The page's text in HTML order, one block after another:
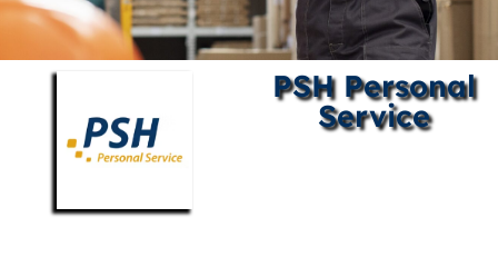
PSH Personal
Service